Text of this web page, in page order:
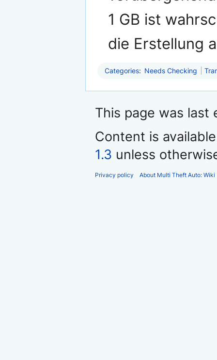
1 GB ist
die Erstellung
Categories: Needs Checking
This page was last
Content is
1.3 unless
Privacy policy About Multi Theft Auto: Wiki